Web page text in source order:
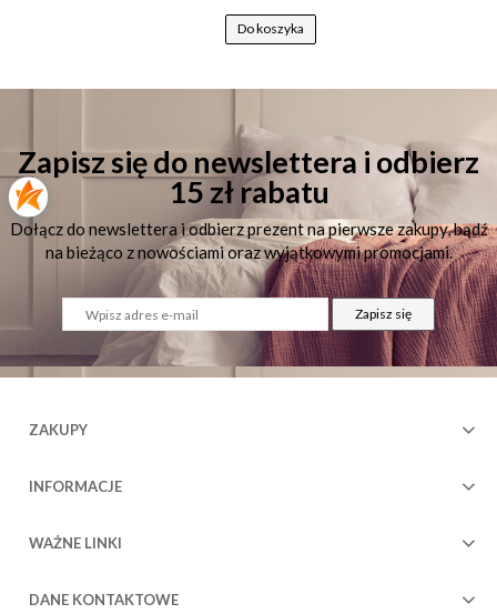
Do koszyka
Zapisz się do newslettera i odbierz
15 zł rabatu
Dołącz do newslettera i odbierz prezent na pierwsze zakupy, bądź
na bieżąco z nowościami oraz wyjątkowymi promocjami.
Zapisz się
ZAKUPY
INFORMACJE
WAŻNE LINKI
DANE KONTAKTOWE